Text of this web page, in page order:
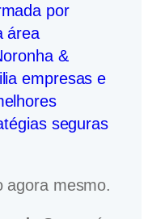
por
área
&
empresas e
seguras
mesmo.